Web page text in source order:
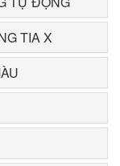
TIA X